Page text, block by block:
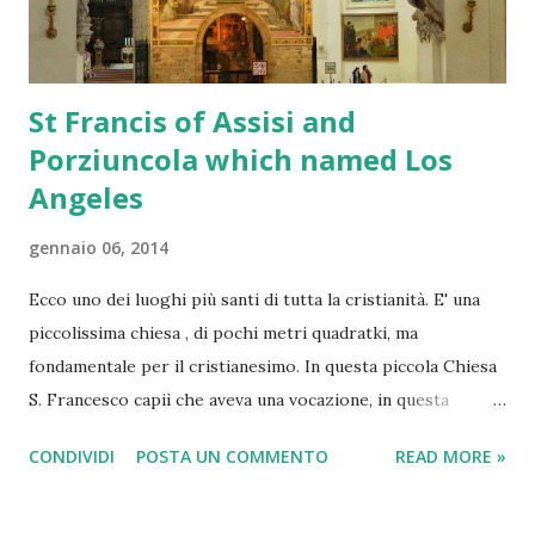
and some photos:
St Francis of Assisi and
Porziuncola which named Los
Angeles
gennaio 06, 2014
Ecco uno dei luoghi più santi di tutta la cristianità. E' una
piccolissima chiesa , di pochi metri quadratki, ma
fondamentale per il cristianesimo. In questa piccola Chiesa
S. Francesco capiì che aveva una vocazione, in questa
piccola Chiesa, S. Francesco morì. Molti non lo sanno ma la
CONDIVIDI POSTA UN COMMENTO READ MORE »